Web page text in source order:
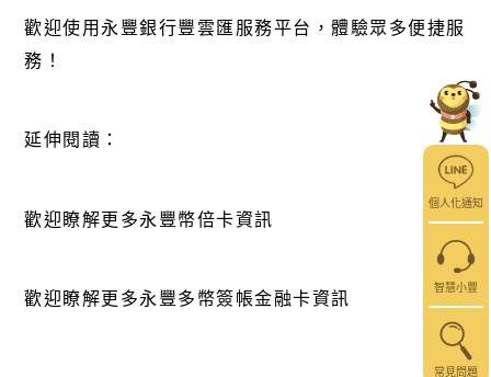
個人化通知
智慧小豐
常見問題
歡迎使用永豐銀行豐雲匯服務平台 ，體驗眾多便捷服
務！
延伸閱讀：
歡迎瞭解更多永豐幣倍卡資訊
歡迎瞭解更多永豐多幣簽帳金融卡資訊